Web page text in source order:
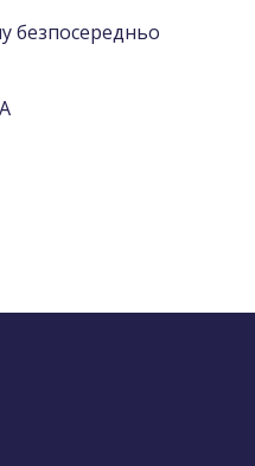
безпосередньо